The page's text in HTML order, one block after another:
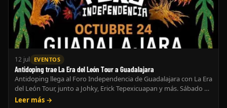
12 jul EVENTOS
Antidoping trae La Era del León Tour a Guadalajara
Antidoping llega al Foro Independencia de Guadalajara con La Era
del León Tour, junto a Johky, Erick Tepexicuapan y más. Sábado 24
de octubre.
Leer más →